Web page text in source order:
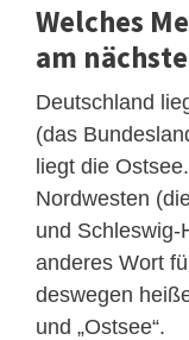
Welches
am
Deutschland
(das
liegt die
Nordwesten
und Schleswig-
anderes Wort
deswegen
und „Ostsee“.